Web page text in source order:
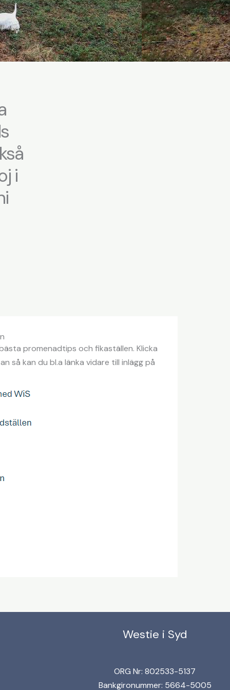
i
promenadtips och fikaställen. Klicka
så kan du bl.a länka vidare till inlägg på
Westie i Syd
ORG Nr: 802533-5137
Bankgironummer: 5664-5005